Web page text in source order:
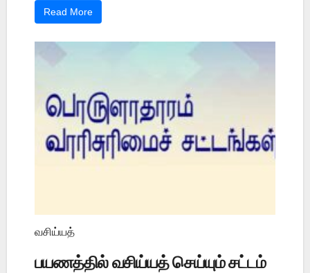
Read More
வசிய்யத்
பயணத்தில் வசிய்யத் செய்யும் சட்டம்